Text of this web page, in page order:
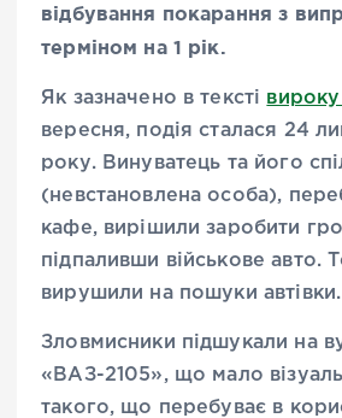
відбування покарання з
терміном на 1 рік.
Як зазначено в тексті вироку
вересня, подія сталася 24
року. Винуватець та його
(невстановлена особа),
кафе, вирішили заробити
підпаливши військове авто.
вирушили на пошуки автівки.
Зловмисники підшукали на
«ВАЗ-2105», що мало
такого, що перебуває в